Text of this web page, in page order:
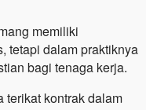
memiliki
tetapi dalam praktiknya
bagi tenaga kerja.
terikat kontrak dalam